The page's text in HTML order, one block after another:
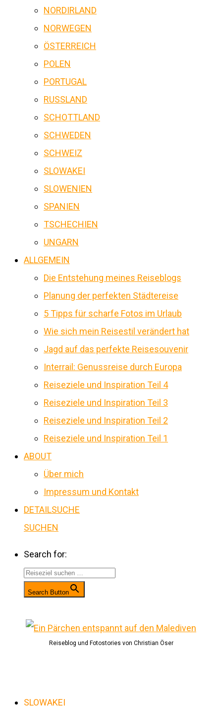
NORDIRLAND
NORWEGEN
ÖSTERREICH
POLEN
PORTUGAL
RUSSLAND
SCHOTTLAND
SCHWEDEN
SCHWEIZ
SLOWAKEI
SLOWENIEN
SPANIEN
TSCHECHIEN
UNGARN
ALLGEMEIN
Die Entstehung meines Reiseblogs
Planung der perfekten Städtereise
5 Tipps für scharfe Fotos im Urlaub
Wie sich mein Reisestil verändert hat
Jagd auf das perfekte Reisesouvenir
Interrail: Genussreise durch Europa
Reiseziele und Inspiration Teil 4
Reiseziele und Inspiration Teil 3
Reiseziele und Inspiration Teil 2
Reiseziele und Inspiration Teil 1
ABOUT
Über mich
Impressum und Kontakt
DETAILSUCHE
SUCHEN
Search for:
Search Button
Reiseblog und Fotostories von Christian Öser
SLOWAKEI